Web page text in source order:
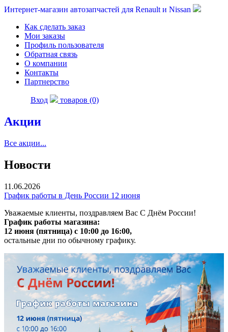
Интернет-магазин автозапчастей для Renault и Nissan
Как сделать заказ
Мои заказы
Профиль пользователя
Обратная связь
О компании
Контакты
Партнерство
Вход товаров (0)
Акции
Все акции...
Новости
11.06.2026
График работы в День России 12 июня
Уважаемые клиенты, поздравляем Вас С Днём России!
График работы магазина:
12 июня (пятница) с 10:00 до 16:00,
остальные дни по обычному графику.